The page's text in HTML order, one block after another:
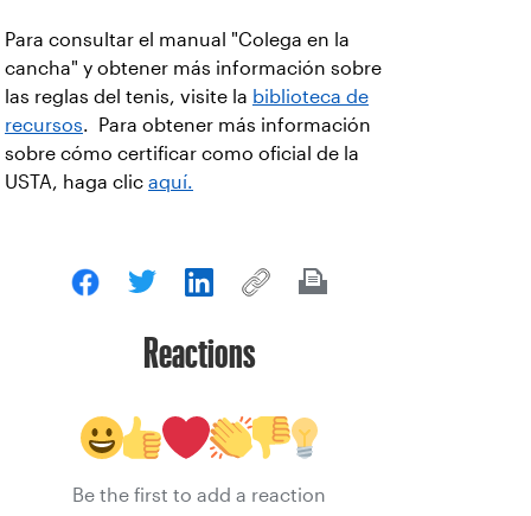
Para consultar el manual "Colega en la
cancha" y obtener más información sobre
las reglas del tenis, visite la biblioteca de
recursos. Para obtener más información
sobre cómo certificar como oficial de la
USTA, haga clic aquí.
Reactions
Be the first to add a reaction